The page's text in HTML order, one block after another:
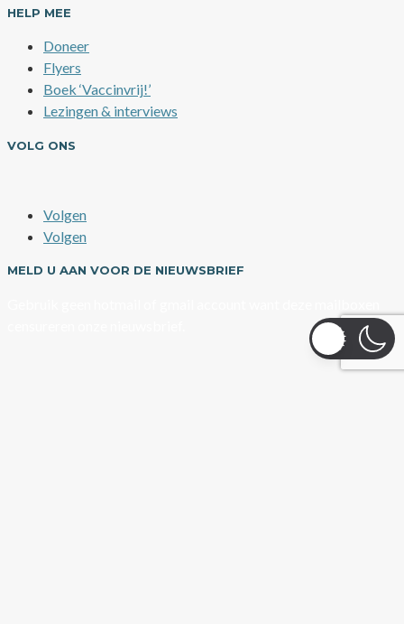
HELP MEE
Doneer
Flyers
Boek ‘Vaccinvrij!’
Lezingen & interviews
VOLG ONS
Volgen
Volgen
MELD U AAN VOOR DE NIEUWSBRIEF